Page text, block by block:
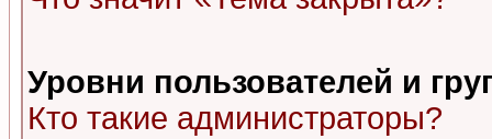
Уровни пользователей и
Кто такие администраторы?